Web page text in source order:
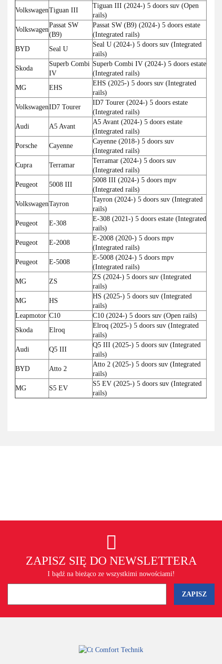
VolkswagenTiguan III
Tiguan III (2024-) 5 doors suv (Open
rails)
Volkswagen
Passat SW
(B9)
Passat SW (B9) (2024-) 5 doors estate
(Integrated rails)
BYD
Seal U
Seal U (2024-) 5 doors suv (Integrated
rails)
Skoda
Superb Combi
IV
Superb Combi IV (2024-) 5 doors estate
(Integrated rails)
MG
EHS
EHS (2025-) 5 doors suv (Integrated
rails)
VolkswagenID7 Tourer
ID7 Tourer (2024-) 5 doors estate
(Integrated rails)
Audi
A5 Avant
A5 Avant (2024-) 5 doors estate
(Integrated rails)
Porsche
Cayenne
Cayenne (2018-) 5 doors suv
(Integrated rails)
Cupra
Terramar
Terramar (2024-) 5 doors suv
(Integrated rails)
Peugeot
5008 III
5008 III (2024-) 5 doors mpv
(Integrated rails)
VolkswagenTayron
Tayron (2024-) 5 doors suv (Integrated
rails)
Peugeot
E-308
E-308 (2021-) 5 doors estate (Integrated
rails)
Peugeot
E-2008
E-2008 (2020-) 5 doors mpv
(Integrated rails)
Peugeot
E-5008
E-5008 (2024-) 5 doors mpv
(Integrated rails)
MG
ZS
ZS (2024-) 5 doors suv (Integrated
rails)
MG
HS
HS (2025-) 5 doors suv (Integrated
rails)
Leapmotor C10
C10 (2024-) 5 doors suv (Open rails)
Skoda
Elroq
Elroq (2025-) 5 doors suv (Integrated
rails)
Audi
Q5 III
Q5 III (2025-) 5 doors suv (Integrated
rails)
BYD
Atto 2
Atto 2 (2025-) 5 doors suv (Integrated
rails)
MG
S5 EV
S5 EV (2025-) 5 doors suv (Integrated
rails)
ZAPISZ SIĘ DO NEWSLETTERA
I bądź na bieżąco ze wszystkimi nowościami!